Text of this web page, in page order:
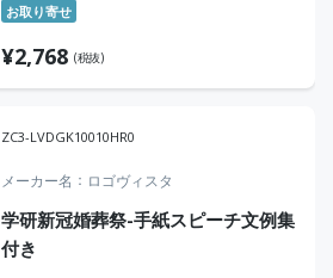
お取り寄せ
¥2,768 (税抜)
ZC3-LVDGK10010HR0
メーカー名 ロゴヴィスタ
学研新冠婚葬祭-手紙スピーチ文例集
付き